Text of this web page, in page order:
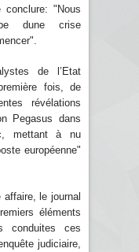
conclure: "Nous
dune crise
de l’Etat
fois, de
révélations
Pegasus dans
mettant à nu
européenne"
le journal
éléments
conduites ces
judiciaire,